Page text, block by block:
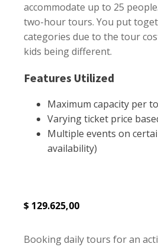
accommodate up to 25
two-hour tours. You put
categories due to the tour
kids being different.
Features Utilized
Maximum capacity per
Varying ticket price
Multiple events on
availability)
$ 129.625,00
Booking daily tours for an